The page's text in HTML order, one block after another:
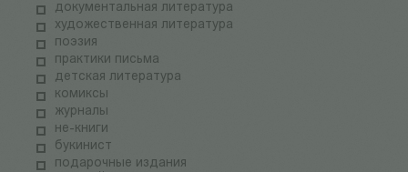
документальная литература
художественная литература
поэзия
практики письма
детская литература
комиксы
журналы
не-книги
букинист
подарочные издания